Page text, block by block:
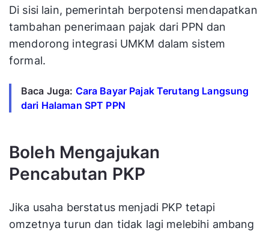
Di sisi lain, pemerintah berpotensi mendapatkan
tambahan penerimaan pajak dari PPN dan
mendorong integrasi UMKM dalam sistem
formal.
Baca Juga: Cara Bayar Pajak Terutang Langsung
dari Halaman SPT PPN
Boleh Mengajukan
Pencabutan PKP
Jika usaha berstatus menjadi PKP tetapi
omzetnya turun dan tidak lagi melebihi ambang